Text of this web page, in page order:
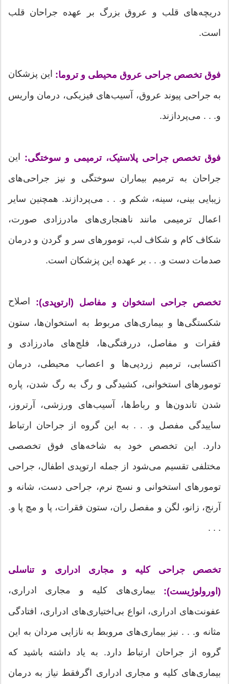
دریچه‌های قلب و عروق بزرگ بر عهده جراحان قلب
است.
فوق تخصص جراحی عروق محیطی و تروما: این پزشکان
به جراحی پیوند عروق، آسیب‌های فیزیکی، درمان واریس
و. . . می‌پردازند.
فوق تخصص جراحی پلاستیک، ترمیمی و سوختگی: این
جراحان به ترمیم بیماران سوختگی و نیز جراحی‌های
زیبایی بینی، سینه، شکم و. . . می‌پردازند. همچنین سایر
اعمال ترمیمی مانند ناهنجاری‌های مادرزادی صورت،
شکاف کام و شکاف لب، تومورهای سر و گردن و درمان
صدمات دست و. . . بر عهده این پزشکان است.
تخصص جراحی استخوان و مفاصل (ارتوپدی): اصلاح
شکستگی‌ها و بیماری‌های مربوط به استخوان‌ها، ستون
فقرات و مفاصل، دررفتگی‌ها، فلج‌های مادرزادی و
اکتسابی، ترمیم زردپی‌ها و اعصاب محیطی، درمان
تومورهای استخوانی، کشیدگی و رگ به رگ شدن، پاره
شدن تاندون‌ها و رباط‌ها، آسیب‌های ورزشی، آرتروز،
ساییدگی مفصل و. . . به این گروه از جراحان ارتباط
دارد. این تخصص خود به شاخه‌های فوق تخصصی
مختلفی تقسیم می‌شود از جمله ارتوپدی اطفال، جراحی
تومورهای استخوانی و نسج نرم، جراحی دست، شانه و
آرنج، زانو، لگن و مفصل ران، ستون فقرات، پا و مچ پا و.
. . .
تخصص جراحی کلیه و مجاری ادراری و تناسلی
(اورولوژیست): بیماری‌های کلیه و مجاری ادراری،
عفونت‌های ادراری، انواع بی‌اختیاری‌های ادراری، افتادگی
مثانه و. . . نیز بیماری‌های مروبط به نازایی مردان به این
گروه از جراحان ارتباط دارد. به یاد داشته باشید که
بیماری‌های کلیه و مجاری ادراری اگرفقط نیاز به درمان